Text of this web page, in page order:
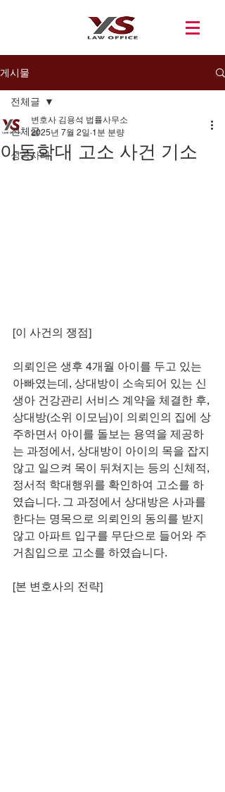
게시물
전체글
성공사례
전체글
아동학대 고소 사건 기소
변호사 김용석 법률사무소
2025년 7월 2일 1분 분량
[이 사건의 쟁점]
의뢰인은 생후 4개월 아이를 두고 있는
아빠였는데, 상대방이 소속되어 있는 신
생아 건강관리 서비스 계약을 체결한 후,
상대방(소위 이모님)이 의뢰인의 집에 상
주하면서 아이를 돌보는 용역을 제공하
는 과정에서, 상대방이 아이의 목을 잡지
않고 일으켜 목이 뒤쳐지는 등의 신체적,
정서적 학대행위를 확인하여 고소를 하
였습니다. 그 과정에서 상대방은 사과를
한다는 명목으로 의뢰인의 동의를 받지
않고 아파트 입구를 무단으로 들어와 주
거침입으로 고소를 하였습니다.
[본 변호사의 전략]